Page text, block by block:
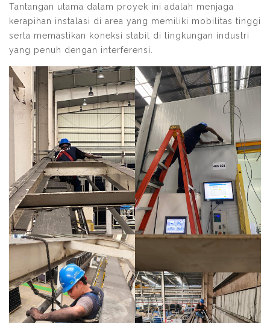
Tantangan utama dalam proyek ini adalah menjaga
kerapihan instalasi di area yang memiliki mobilitas tinggi
serta memastikan koneksi stabil di lingkungan industri
yang penuh dengan interferensi.